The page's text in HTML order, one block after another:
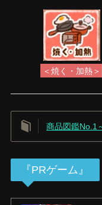
＜焼く・加熱＞
商品図鑑No.1
『PRゲーム』